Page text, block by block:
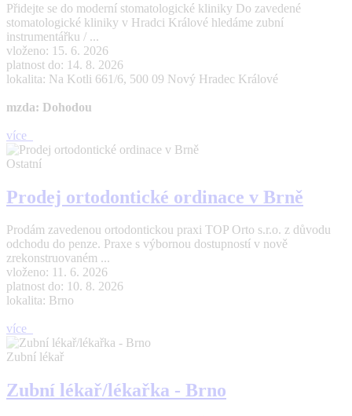
Přidejte se do moderní stomatologické kliniky Do zavedené
stomatologické kliniky v Hradci Králové hledáme zubní
instrumentářku / ...
vloženo: 15. 6. 2026
platnost do: 14. 8. 2026
lokalita: Na Kotli 661/6, 500 09 Nový Hradec Králové
mzda: Dohodou
více
Ostatní
Prodej ortodontické ordinace v Brně
Prodám zavedenou ortodontickou praxi TOP Orto s.r.o. z důvodu
odchodu do penze. Praxe s výbornou dostupností v nově
zrekonstruovaném ...
vloženo: 11. 6. 2026
platnost do: 10. 8. 2026
lokalita: Brno
více
Zubní lékař
Zubní lékař/lékařka - Brno